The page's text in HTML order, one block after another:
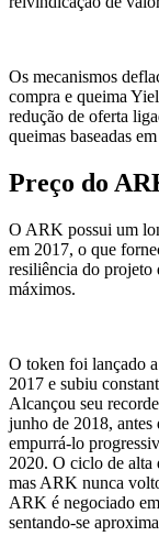
Os mecanismos
compra e queima
redução de oferta
queimas baseadas
Preço do
O ARK possui um
em 2017, o que
resiliência do projeto
máximos.
O token foi lançado
2017 e subiu
Alcançou seu
junho de 2018, antes
empurrá-lo
2020. O ciclo de alta
mas ARK nunca
ARK é negociado
sentando-se